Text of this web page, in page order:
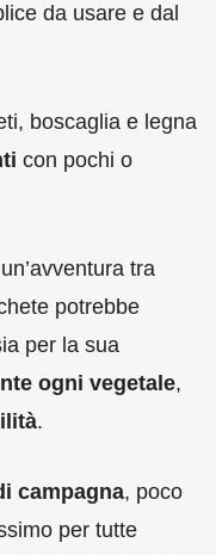
da usare e dal
boscaglia e legna
con pochi o
tra
potrebbe
per la sua
ogni vegetale,
.
campagna, poco
per tutte